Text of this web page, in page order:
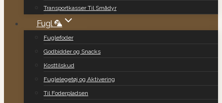
Transportkasser Til Smådyr
Fugl 🦜
Fuglefoder
Godbidder og Snacks
Kosttilskud
Fuglelegetøj og Aktivering
Til Foderpladsen